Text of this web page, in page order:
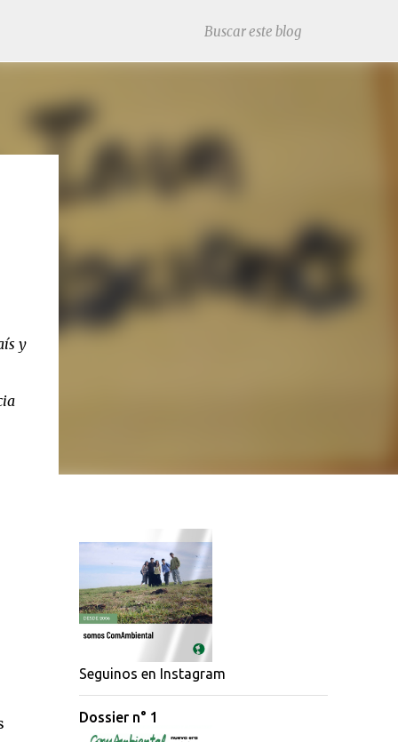
y
Seguinos en Instagram
Dossier n° 1